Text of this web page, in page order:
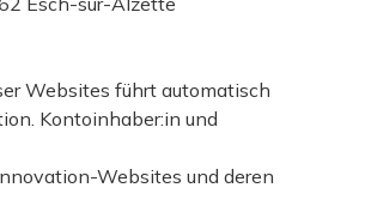
Websites führt automatisch
Kontoinhaber:in und
Websites und deren